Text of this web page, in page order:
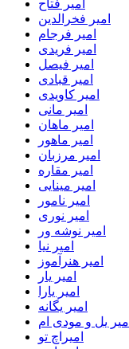
امیر فتاح
امیر فخرالدین
امیر فرجام
امیر فریدی
امیر فیصل
امیر قبادی
امیر کاویدی
امیر مانی
امیر ماهان
امیر ماهور
امیر مرزبان
امیر مقاره
امیر مینایی
امیر نامور
امیر نوری
امیر نوشه ور
امیر نیا
امیر هنرآموز
امیر یار
امیر یارا
امیر یگانه
امیر یل و مودی ام
امیراچ تو